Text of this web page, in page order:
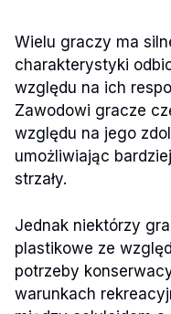
Wielu graczy ma
charakterystyki
względu na ich
Zawodowi gracze
względu na jego
umożliwiając
strzały.
Jednak niektórzy
plastikowe ze
potrzeby
warunkach